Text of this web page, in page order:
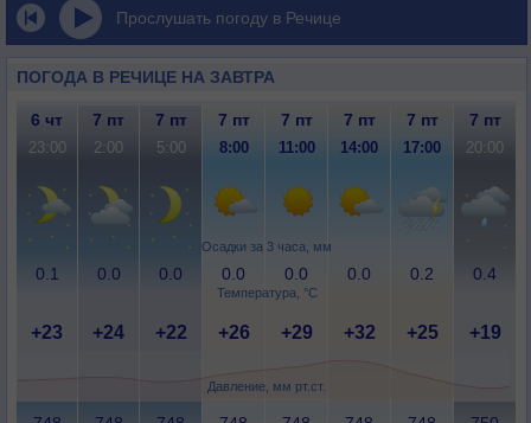
Прослушать погоду в Речице
ПОГОДА В РЕЧИЦЕ НА ЗАВТРА
Осадки за 3 часа, мм
Температура, °C
Давление, мм рт.ст.
6 чт 7 пт 7 пт 7 пт 7 пт 7 пт 7 пт 7 пт
23:00 2:00 5:00 8:00 11:00 14:00 17:00 20:00
0.1 0.0 0.0 0.0 0.0 0.0 0.2 0.4
+23 +24 +22 +26 +29 +32 +25 +19